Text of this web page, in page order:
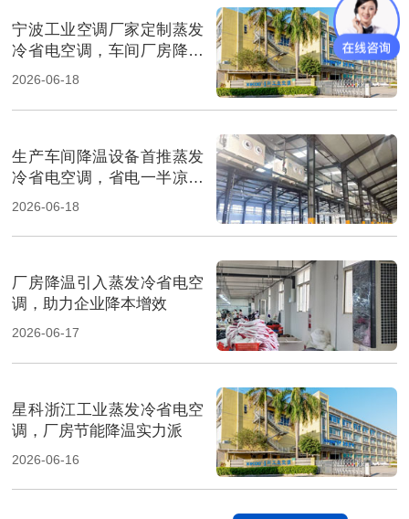
宁波工业空调厂家定制蒸发
冷省电空调，车间厂房降温
省电
2026-06-18
生产车间降温设备首推蒸发
冷省电空调，省电一半凉快
翻倍
2026-06-18
厂房降温引入蒸发冷省电空
调，助力企业降本增效
2026-06-17
星科浙江工业蒸发冷省电空
调，厂房节能降温实力派
2026-06-16